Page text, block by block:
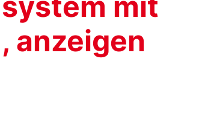
anzeigen